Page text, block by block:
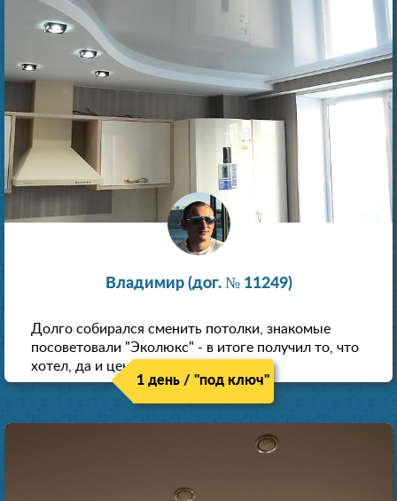
Владимир (дог. № 11249)
Долго собирался сменить потолки, знакомые
посоветовали "Эколюкс" - в итоге получил то, что
хотел, да и цена нормальная.
1 день / "под ключ"